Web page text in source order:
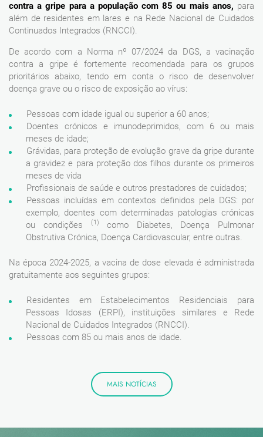
contra a gripe para a população com 85 ou mais anos, para
além de residentes em lares e na Rede Nacional de Cuidados
Continuados Integrados (RNCCI).
De acordo com a Norma nº 07/2024 da DGS, a vacinação
contra a gripe é fortemente recomendada para os grupos
prioritários abaixo, tendo em conta o risco de desenvolver
doença grave ou o risco de exposição ao vírus:
Pessoas com idade igual ou superior a 60 anos;
Doentes crónicos e imunodeprimidos, com 6 ou mais
meses de idade;
Grávidas, para proteção de evolução grave da gripe durante
a gravidez e para proteção dos filhos durante os primeiros
meses de vida
Profissionais de saúde e outros prestadores de cuidados;
Pessoas incluídas em contextos definidos pela DGS: por
exemplo, doentes com determinadas patologias crónicas
ou condições
(1)
como Diabetes, Doença Pulmonar
Obstrutiva Crónica, Doença Cardiovascular, entre outras.
Na época 2024-2025, a vacina de dose elevada é administrada
gratuitamente aos seguintes grupos:
Residentes em Estabelecimentos Residenciais para
Pessoas Idosas (ERPI), instituições similares e Rede
Nacional de Cuidados Integrados (RNCCI).
Pessoas com 85 ou mais anos de idade.
MAIS NOTÍCIAS